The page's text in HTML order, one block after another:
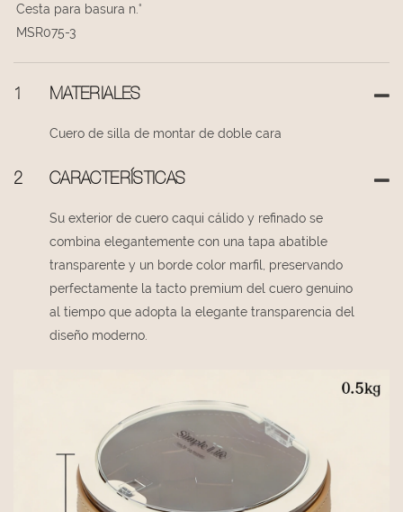
Cesta para basura n.°
MSR075-3
1 MATERIALES
Cuero de silla de montar de doble cara
2 CARACTERÍSTICAS
Su exterior de cuero caqui cálido y refinado se
combina elegantemente con una tapa abatible
transparente y un borde color marfil, preservando
perfectamente la tacto premium del cuero genuino
al tiempo que adopta la elegante transparencia del
diseño moderno.